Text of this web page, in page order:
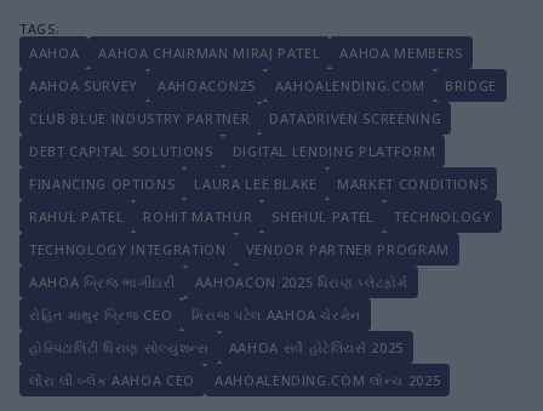
AAHOA AAHOA CHAIRMAN MIRAJ PATEL
AAHOA MEMBERS
AAHOA SURVEY
AAHOACON25 AAHOALENDING.COM
BRIDGE
CLUB BLUE INDUSTRY PARTNER
DATADRIVEN SCREENING
DEBT CAPITAL SOLUTIONS
DIGITAL LENDING PLATFORM
FINANCING OPTIONS
LAURA LEE BLAKE
MARKET CONDITIONS
RAHUL PATEL
ROHIT MATHUR SHEHUL PATEL
TECHNOLOGY
TECHNOLOGY INTEGRATION
VENDOR PARTNER PROGRAM
AAHOA બ્રિજ ભાગીદારી
AAHOACON 2025 ધિરાણ પ્લેટફોર્મ
રોહિત માથુર બ્રિજ CEO
મિરાજ પટેલ AAHOA ચેરમેન
હોસ્પિટાલિટી ધિરાણ સોલ્યુશન્સ
AAHOA સર્વે હોટેલિયર્સ 2025
લૌરા લી બ્લેક AAHOA CEO
AAHOALENDING.COM લોન્ચ 2025